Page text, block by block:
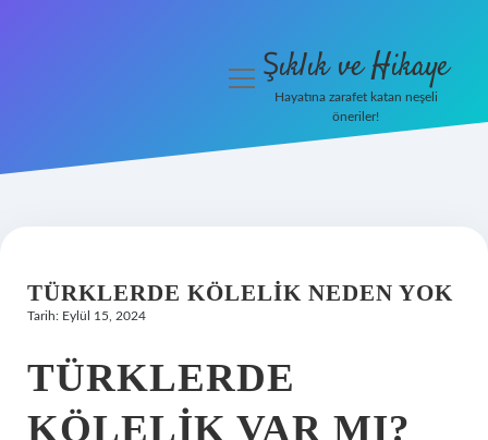
Olur
Yasal Uyarı
menüyüŞıklık ve Hikaye
Hayatına zarafet katan neşeli
öneriler!
TÜRKLERDE KÖLELIK NEDEN YOK
Tarih: Eylül 15, 2024
TÜRKLERDE
KÖLELIK VAR MI?